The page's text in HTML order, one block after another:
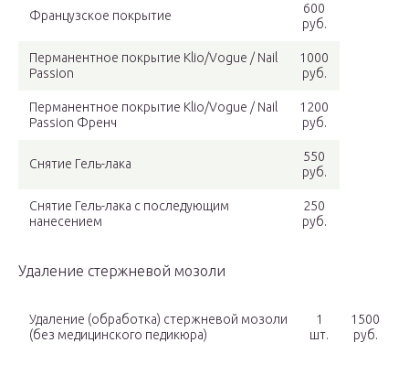
Французское покрытие
600
руб.
Перманентное покрытие Klio/Vogue / Nail
Passion
1000
руб.
Перманентное покрытие Klio/Vogue / Nail
Passion Френч
1200
руб.
Снятие Гель-лака
550
руб.
Снятие Гель-лака с последующим
нанесением
250
руб.
Удаление стержневой мозоли
Удаление (обработка) стержневой мозоли
(без медицинского педикюра)
1
шт.
1500
руб.